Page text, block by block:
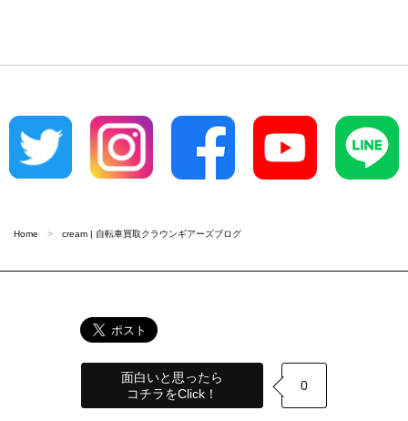
Home cream | 自転車買取クラウンギアーズブログ
面白いと思ったら
コチラをClick！
0